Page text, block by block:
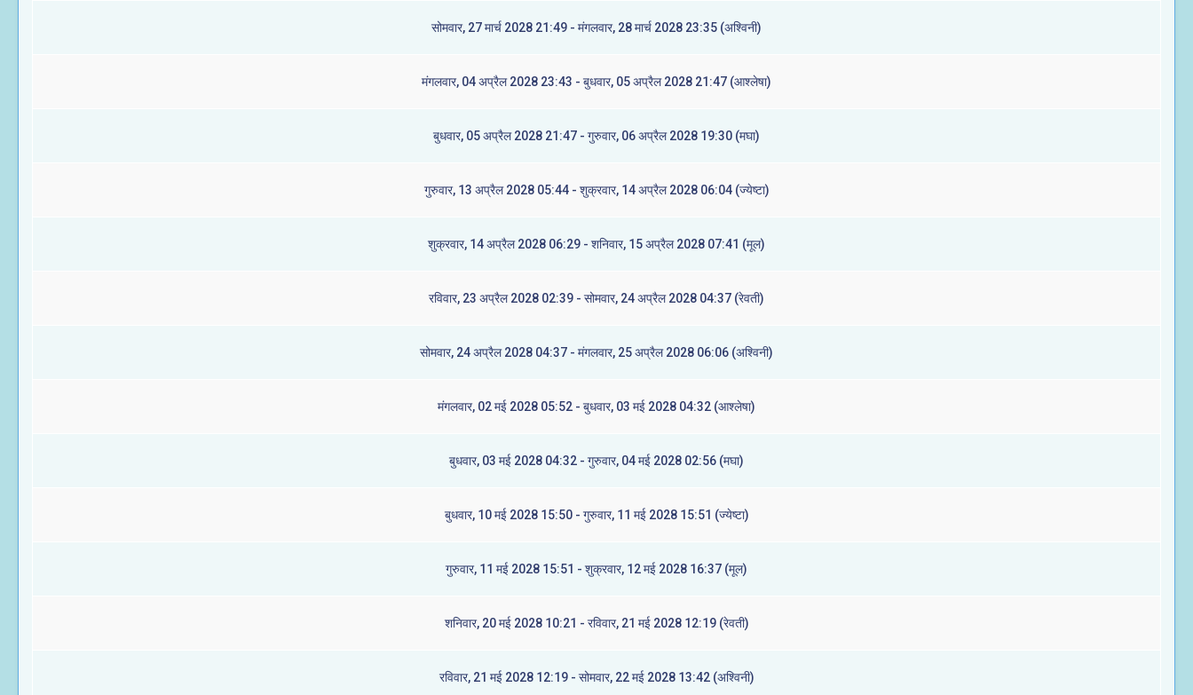
सोमवार, 27 मार्च 2028 21:49 - मंगलवार, 28 मार्च 2028 23:35 (अश्विनी)
मंगलवार, 04 अप्रैल 2028 23:43 - बुधवार, 05 अप्रैल 2028 21:47 (आश्लेषा)
बुधवार, 05 अप्रैल 2028 21:47 - गुरुवार, 06 अप्रैल 2028 19:30 (मघा)
गुरुवार, 13 अप्रैल 2028 05:44 - शुक्रवार, 14 अप्रैल 2028 06:04 (ज्येष्टा)
शुक्रवार, 14 अप्रैल 2028 06:29 - शनिवार, 15 अप्रैल 2028 07:41 (मूल)
रविवार, 23 अप्रैल 2028 02:39 - सोमवार, 24 अप्रैल 2028 04:37 (रेवती)
सोमवार, 24 अप्रैल 2028 04:37 - मंगलवार, 25 अप्रैल 2028 06:06 (अश्विनी)
मंगलवार, 02 मई 2028 05:52 - बुधवार, 03 मई 2028 04:32 (आश्लेषा)
बुधवार, 03 मई 2028 04:32 - गुरुवार, 04 मई 2028 02:56 (मघा)
बुधवार, 10 मई 2028 15:50 - गुरुवार, 11 मई 2028 15:51 (ज्येष्टा)
गुरुवार, 11 मई 2028 15:51 - शुक्रवार, 12 मई 2028 16:37 (मूल)
शनिवार, 20 मई 2028 10:21 - रविवार, 21 मई 2028 12:19 (रेवती)
रविवार, 21 मई 2028 12:19 - सोमवार, 22 मई 2028 13:42 (अश्विनी)